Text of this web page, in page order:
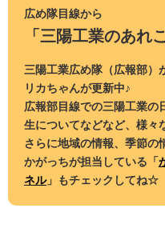
広め隊目線から
「三陽工業のあれ
三陽工業広め隊（広報部）
リカちゃんが更新中♪
広報部目線での三陽工業の
生についてなどなど、様々
さらに地域の情報、季節の
かがっちが担当している「
ネル」もチェックしてね☆